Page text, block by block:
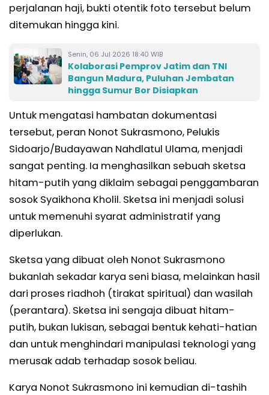
perjalanan haji, bukti otentik foto tersebut belum
ditemukan hingga kini.
Senin, 06 Jul 2026 18:40 WIB
Kolaborasi Pemprov Jatim dan TNI
Bangun Madura, Puluhan Jembatan
hingga Sumur Bor Disiapkan
Untuk mengatasi hambatan dokumentasi
tersebut, peran Nonot Sukrasmono, Pelukis
Sidoarjo/Budayawan Nahdlatul Ulama, menjadi
sangat penting. Ia menghasilkan sebuah sketsa
hitam-putih yang diklaim sebagai penggambaran
sosok Syaikhona Kholil. Sketsa ini menjadi solusi
untuk memenuhi syarat administratif yang
diperlukan.
Sketsa yang dibuat oleh Nonot Sukrasmono
bukanlah sekadar karya seni biasa, melainkan hasil
dari proses riadhoh (tirakat spiritual) dan wasilah
(perantara). Sketsa ini sengaja dibuat hitam-
putih, bukan lukisan, sebagai bentuk kehati-hatian
dan untuk menghindari manipulasi teknologi yang
merusak adab terhadap sosok beliau.
Karya Nonot Sukrasmono ini kemudian di-tashih